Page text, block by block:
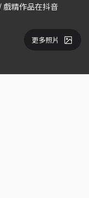
https://vt.tiktok.com/ZSJvFPqgX/ 戲精作品在抖音
更多照片